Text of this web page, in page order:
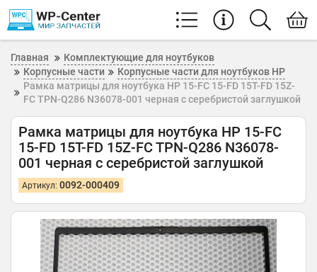
Главная
Комплектующие для ноутбуков
Корпусные части
Корпусные части для ноутбуков HP
Рамка матрицы для ноутбука HP 15-FC 15-FD 15T-FD 15Z-
FC TPN-Q286 N36078-001 черная с серебристой заглушкой
Рамка матрицы для ноутбука HP 15-FC
15-FD 15T-FD 15Z-FC TPN-Q286 N36078-
001 черная с серебристой заглушкой
Артикул: 0092-000409